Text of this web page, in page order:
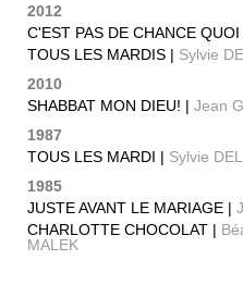
2012
C'EST PAS DE CHANCE QUOI
TOUS LES MARDIS | Sylvie
2010
SHABBAT MON DIEU! | Jean
1987
TOUS LES MARDI | Sylvie
1985
JUSTE AVANT LE MARIAGE |
CHARLOTTE CHOCOLAT |
MALEK